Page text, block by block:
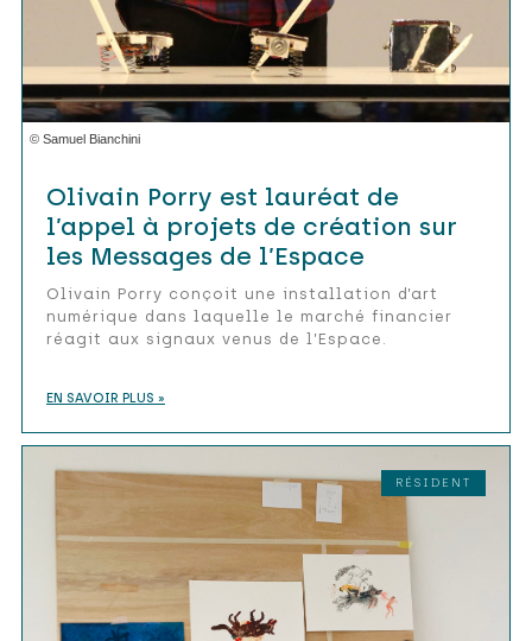
© Samuel Bianchini
Olivain Porry est lauréat de
l’appel à projets de création sur
les Messages de l’Espace
Olivain Porry conçoit une installation d’art
numérique dans laquelle le marché financier
réagit aux signaux venus de l’Espace.
EN SAVOIR PLUS »
RÉSIDENT